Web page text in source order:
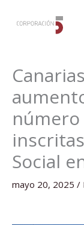
Social
mayo 20, 2025 /